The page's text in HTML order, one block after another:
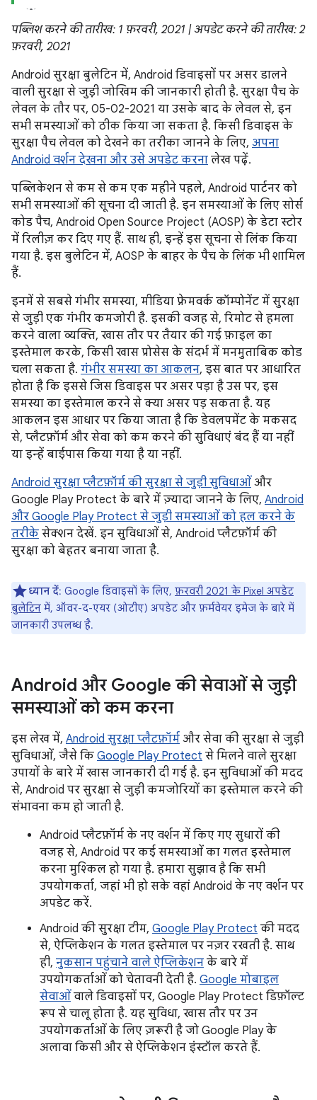
पब्लिश करने की तारीख: 1 फ़रवरी, 2021 | अपडेट करने की तारीख: 2
फ़रवरी, 2021
Android सुरक्षा बुलेटिन में, Android डिवाइसों पर असर डालने
वाली सुरक्षा से जुड़ी जोखिम की जानकारी होती है. सुरक्षा पैच के
लेवल के तौर पर, 05-02-2021 या उसके बाद के लेवल से, इन
सभी समस्याओं को ठीक किया जा सकता है. किसी डिवाइस के
सुरक्षा पैच लेवल को देखने का तरीका जानने के लिए, अपना
Android वर्शन देखना और उसे अपडेट करना लेख पढ़ें.
पब्लिकेशन से कम से कम एक महीने पहले, Android पार्टनर को
सभी समस्याओं की सूचना दी जाती है. इन समस्याओं के लिए सोर्स
कोड पैच, Android Open Source Project (AOSP) के डेटा स्टोर
में रिलीज़ कर दिए गए हैं. साथ ही, इन्हें इस सूचना से लिंक किया
गया है. इस बुलेटिन में, AOSP के बाहर के पैच के लिंक भी शामिल
हैं.
इनमें से सबसे गंभीर समस्या, मीडिया फ़्रेमवर्क कॉम्पोनेंट में सुरक्षा
से जुड़ी एक गंभीर कमजोरी है. इसकी वजह से, रिमोट से हमला
करने वाला व्यक्ति, खास तौर पर तैयार की गई फ़ाइल का
इस्तेमाल करके, किसी खास प्रोसेस के संदर्भ में मनमुताबिक कोड
चला सकता है. गंभीर समस्या का आकलन, इस बात पर आधारित
होता है कि इससे जिस डिवाइस पर असर पड़ा है उस पर, इस
समस्या का इस्तेमाल करने से क्या असर पड़ सकता है. यह
आकलन इस आधार पर किया जाता है कि डेवलपमेंट के मकसद
से, प्लैटफ़ॉर्म और सेवा को कम करने की सुविधाएं बंद हैं या नहीं
या इन्हें बाईपास किया गया है या नहीं.
Android सुरक्षा प्लैटफ़ॉर्म की सुरक्षा से जुड़ी सुविधाओं और
Google Play Protect के बारे में ज़्यादा जानने के लिए, Android
और Google Play Protect से जुड़ी समस्याओं को हल करने के
तरीके सेक्शन देखें. इन सुविधाओं से, Android प्लैटफ़ॉर्म की
सुरक्षा को बेहतर बनाया जाता है.
ध्यान दें: Google डिवाइसों के लिए, फ़रवरी 2021 के Pixel अपडेट
बुलेटिन में, ऑवर-द-एयर (ओटीए) अपडेट और फ़र्मवेयर इमेज के बारे में
जानकारी उपलब्ध है.
Android और Google की सेवाओं से जुड़ी
समस्याओं को कम करना
इस लेख में, Android सुरक्षा प्लैटफ़ॉर्म और सेवा की सुरक्षा से जुड़ी
सुविधाओं, जैसे कि Google Play Protect से मिलने वाले सुरक्षा
उपायों के बारे में खास जानकारी दी गई है. इन सुविधाओं की मदद
से, Android पर सुरक्षा से जुड़ी कमजोरियों का इस्तेमाल करने की
संभावना कम हो जाती है.
Android प्लैटफ़ॉर्म के नए वर्शन में किए गए सुधारों की
वजह से, Android पर कई समस्याओं का गलत इस्तेमाल
करना मुश्किल हो गया है. हमारा सुझाव है कि सभी
उपयोगकर्ता, जहां भी हो सके वहां Android के नए वर्शन पर
अपडेट करें.
Android की सुरक्षा टीम, Google Play Protect की मदद
से, ऐप्लिकेशन के गलत इस्तेमाल पर नज़र रखती है. साथ
ही, नुकसान पहुंचाने वाले ऐप्लिकेशन के बारे में
उपयोगकर्ताओं को चेतावनी देती है. Google मोबाइल
सेवाओं वाले डिवाइसों पर, Google Play Protect डिफ़ॉल्ट
रूप से चालू होता है. यह सुविधा, खास तौर पर उन
उपयोगकर्ताओं के लिए ज़रूरी है जो Google Play के
अलावा किसी और से ऐप्लिकेशन इंस्टॉल करते हैं.